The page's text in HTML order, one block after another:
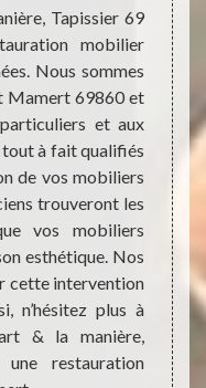
Tapissier 69
mobilier
Nous sommes
Mamert 69860 et
et aux
à fait qualifiés
de vos mobiliers
trouveront les
vos mobiliers
esthétique. Nos
cette intervention
n’hésitez plus à
& la manière,
restauration
de
type
Mais
tarif
ce
L'art